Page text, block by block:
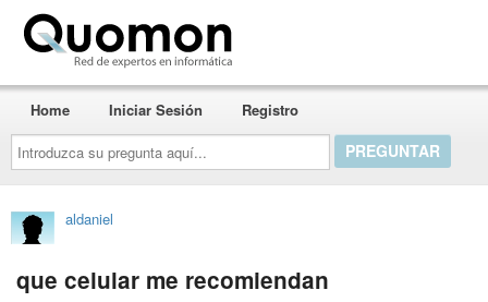
Introduzca
su
pregunta
aquí...
Home Iniciar Sesión Registro
aldaniel
que celular me recomiendan